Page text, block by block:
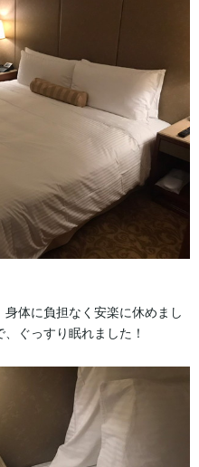
体に負担なく安楽に休めまし
ぐっすり眠れました！